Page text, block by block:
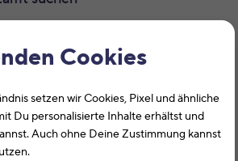
Cookies
setzen wir Cookies, Pixel und ähnliche
Du personalisierte Inhalte erhältst und
Auch ohne Deine Zustimmung kannst
Ehingen
findest Du alle
zum Finanzamt Ehingen,
Ehingen mit der